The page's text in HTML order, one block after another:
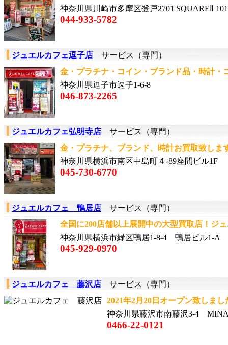
神奈川県川崎市多摩区登戸2701 SQUAREⅡ 101
044-933-5782
ジュエルカフェ逗子店 サービス（専門）
金・プラチナ・コイン・ブランド品・時計・
神奈川県逗子市逗子1-6-8
046-873-2265
ジュエルカフェ弘明寺店 サービス（専門）
金・プラチナ、ブランド、時計お買取致しま
神奈川県横浜市南区中島町４-89座間ビル1F
045-730-6770
ジュエルカフェ 鴨居店 サービス（専門）
全国に200店舗以上展開中の大型買取店！ジ
神奈川県横浜市緑区鴨居1-8-4 鴨居ビル1-A
045-929-0970
ジュエルカフェ 藤沢店 サービス（専門）
2021年2月20日オープン致しま
神奈川県藤沢市南藤沢3-4
0466-22-0121